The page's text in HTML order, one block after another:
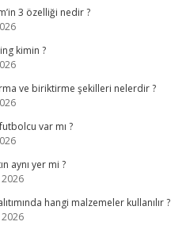
3 özelliği nedir ?
kimin ?
ve biriktirme şekilleri nelerdir ?
var mı ?
aynı yer mi ?
hangi malzemeler kullanılır ?